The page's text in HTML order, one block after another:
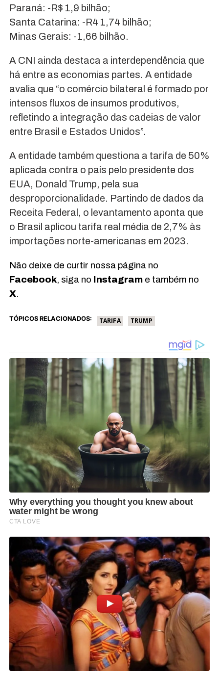
Paraná: -R$ 1,9 bilhão;
Santa Catarina: -R4 1,74 bilhão;
Minas Gerais: -1,66 bilhão.
A CNI ainda destaca a interdependência que
há entre as economias partes. A entidade
avalia que “o comércio bilateral é formado por
intensos fluxos de insumos produtivos,
refletindo a integração das cadeias de valor
entre Brasil e Estados Unidos”.
A entidade também questiona a tarifa de 50%
aplicada contra o país pelo presidente dos
EUA, Donald Trump, pela sua
desproporcionalidade. Partindo de dados da
Receita Federal, o levantamento aponta que
o Brasil aplicou tarifa real média de 2,7% às
importações norte-americanas em 2023.
Não deixe de curtir nossa página no
Facebook, siga no Instagrame também no
X.
TÓPICOS RELACIONADOS: TARIFA TRUMP